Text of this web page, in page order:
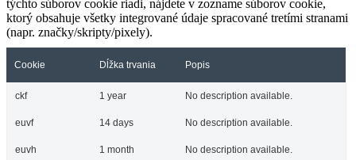
týchto súborov cookie riadi, nájdete v zozname súborov cookie,
ktorý obsahuje všetky integrované údaje spracované tretími stranami
(napr. značky/skripty/pixely).
Cookie Dĺžka trvania Popis
ckf 1 year No description available.
euvf 14 days No description available.
euvh 1 month No description available.